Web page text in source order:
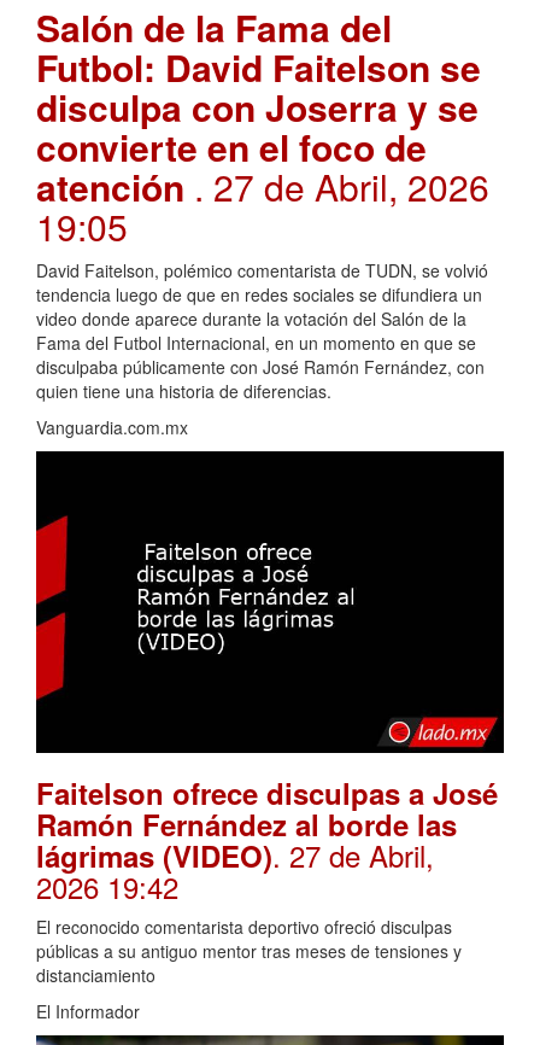
Salón de la Fama del
Futbol: David Faitelson se
disculpa con Joserra y se
convierte en el foco de
atención . 27 de Abril, 2026
19:05
David Faitelson, polémico comentarista de TUDN, se volvió
tendencia luego de que en redes sociales se difundiera un
video donde aparece durante la votación del Salón de la
Fama del Futbol Internacional, en un momento en que se
disculpaba públicamente con José Ramón Fernández, con
quien tiene una historia de diferencias.
Vanguardia.com.mx
Faitelson ofrece disculpas a José
Ramón Fernández al borde las
lágrimas (VIDEO). 27 de Abril,
2026 19:42
El reconocido comentarista deportivo ofreció disculpas
públicas a su antiguo mentor tras meses de tensiones y
distanciamiento
El Informador